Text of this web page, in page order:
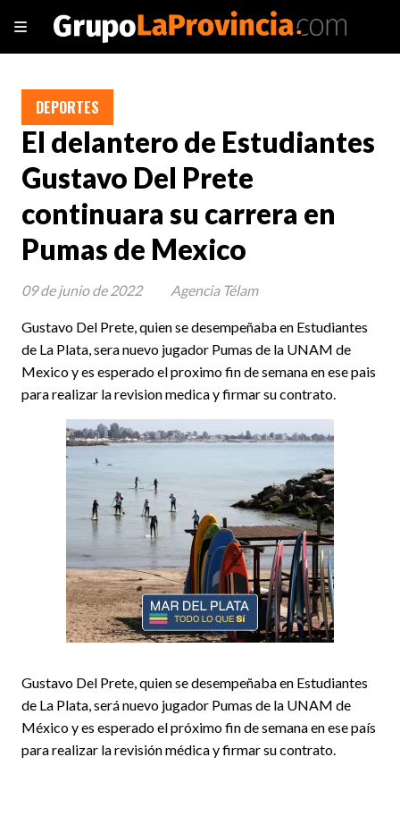
El delantero de Estudiantes
Gustavo Del Prete
continuara su carrera en
Pumas de Mexico
Gustavo Del Prete, quien se desempeñaba en Estudiantes
de La Plata, sera nuevo jugador Pumas de la UNAM de
Mexico y es esperado el proximo fin de semana en ese pais
para realizar la revision medica y firmar su contrato.
DEPORTES
09 de junio de 2022 Agencia Télam
Gustavo Del Prete, quien se desempeñaba en Estudiantes
de La Plata, será nuevo jugador Pumas de la UNAM de
México y es esperado el próximo fin de semana en ese país
para realizar la revisión médica y firmar su contrato.